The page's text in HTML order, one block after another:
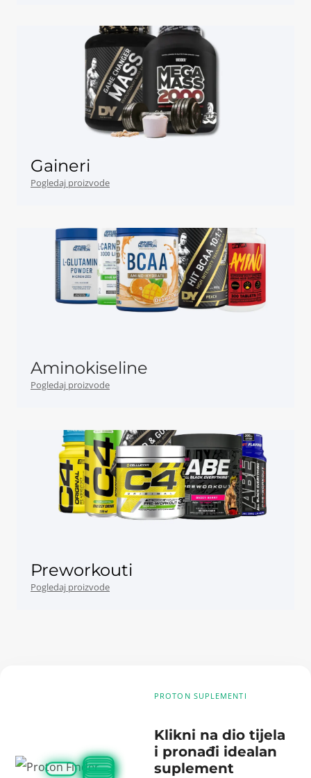
Gaineri
Pogledaj proizvode
Aminokiseline
Pogledaj proizvode
Preworkouti
Pogledaj proizvode
PROTON SUPLEMENTI
Klikni na dio tijela
i pronađi idealan
suplement